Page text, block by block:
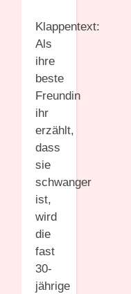
Klappentext:
Als
ihre
beste
Freundin
ihr
erzählt,
dass
sie
schwanger
ist,
wird
die
fast
30-
jährige